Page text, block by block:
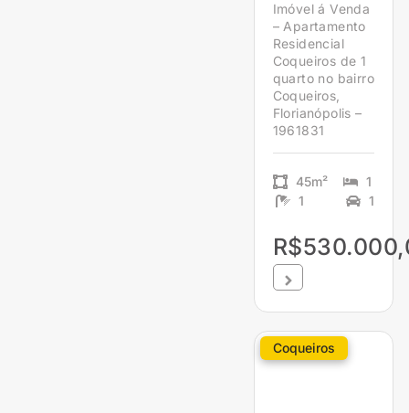
Imóvel á Venda
– Apartamento
Residencial
Coqueiros de 1
quarto no bairro
Coqueiros,
Florianópolis –
1961831
45m²
1
1
1
Coqueiros